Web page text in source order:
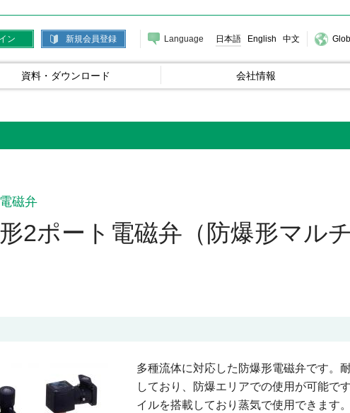
ン 新規会員登録 Language 日本語 English 中文
資料・ダウンロード 会社情報
磁弁
2ポート電磁弁（防爆形マル
多種流体に対応した防爆形電磁弁です。
しており、防爆エリアでの使用が可能で
イルを搭載しており蒸気で使用できます。